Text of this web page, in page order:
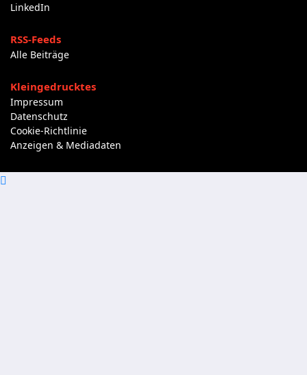
LinkedIn
RSS-Feeds
Alle Beiträge
Kleingedrucktes
Impressum
Datenschutz
Cookie-Richtlinie
Anzeigen & Mediadaten